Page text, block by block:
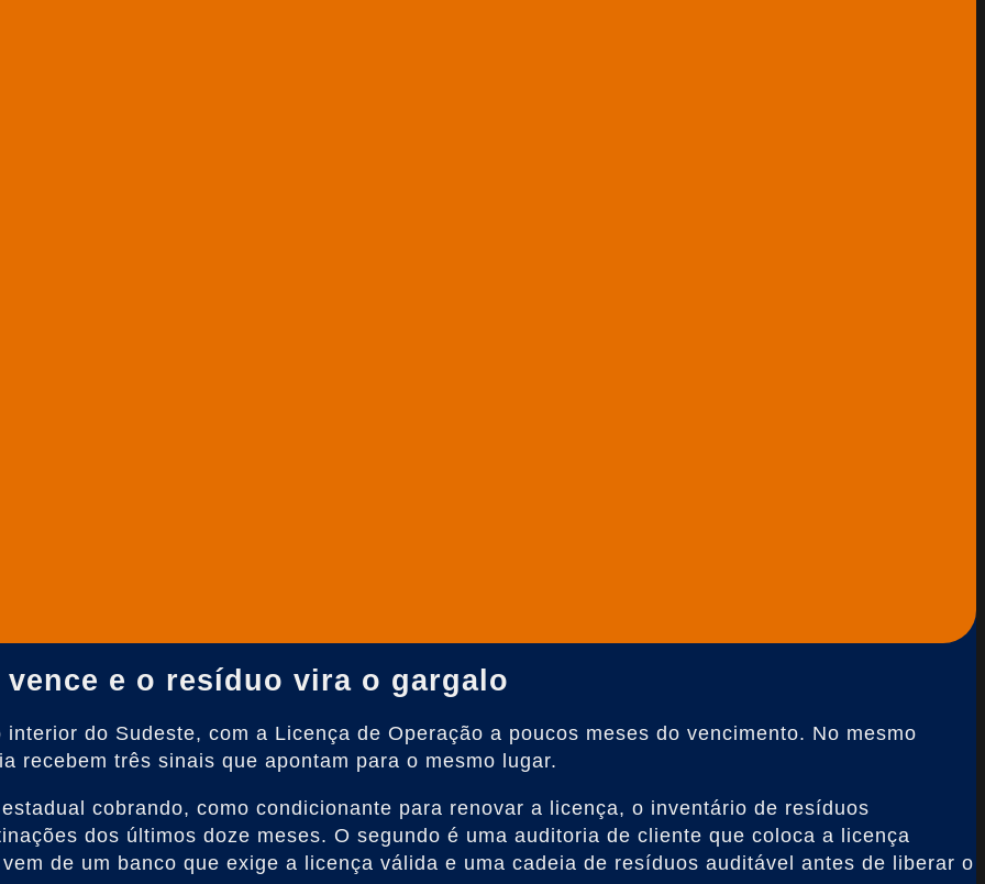
e o resíduo vira o gargalo
do Sudeste, com a Licença de Operação a poucos meses do vencimento. No mesmo
recebem três sinais que apontam para o mesmo lugar.
cobrando, como condicionante para renovar a licença, o inventário de resíduos
dos últimos doze meses. O segundo é uma auditoria de cliente que coloca a licença
de um banco que exige a licença válida e uma cadeia de resíduos auditável antes de liberar o